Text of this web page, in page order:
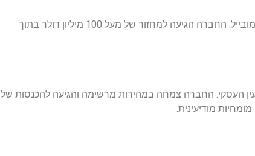
AppsFlyer, שנוסדה ב-2011, הפכה למובילה עולמית במדידה ואנליטיקה של אפליקציות מובייל. החברה הגיעה למחזור של מעל 100 מיליון דולר בתוך
המודיעין העסקי. החברה צמחה במהירות מרשימה והגיעה להכנסות של